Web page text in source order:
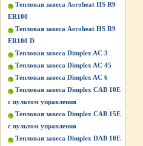
Тепловая завеса Aeroheat HS R9
ER100
Тепловая завеса Aeroheat HS R9
ER100 D
Тепловая завеса Dimplex AC 3
Тепловая завеса Dimplex AC 45
Тепловая завеса Dimplex AC 6
Тепловая завеса Dimplex CAB 10E
с пультом управления
Тепловая завеса Dimplex CAB 15E
с пультом управления
Тепловая завеса Dimplex DAB 10E